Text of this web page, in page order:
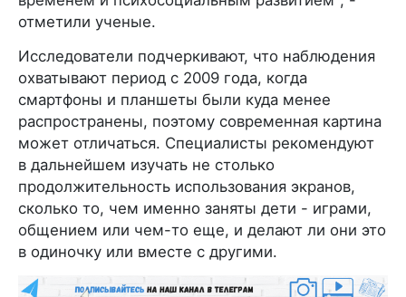
отметили ученые.
Исследователи подчеркивают, что наблюдения
охватывают период с 2009 года, когда
смартфоны и планшеты были куда менее
распространены, поэтому современная картина
может отличаться. Специалисты рекомендуют
в дальнейшем изучать не столько
продолжительность использования экранов,
сколько то, чем именно заняты дети - играми,
общением или чем-то еще, и делают ли они это
в одиночку или вместе с другими.